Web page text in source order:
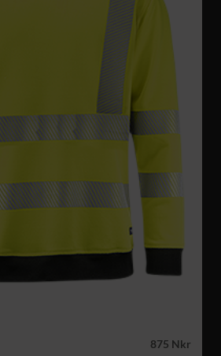
875 Nkr